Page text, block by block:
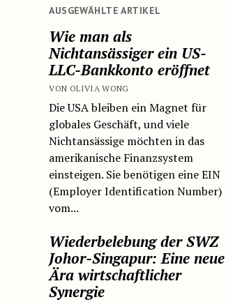
AUSGEWÄHLTE ARTIKEL
Wie man als
Nichtansässiger ein US-
LLC-Bankkonto eröffnet
VON OLIVIA WONG
Die USA bleiben ein Magnet für
globales Geschäft, und viele
Nichtansässige möchten in das
amerikanische Finanzsystem
einsteigen. Sie benötigen eine EIN
(Employer Identification Number)
vom...
Wiederbelebung der SWZ
Johor-Singapur: Eine neue
Ära wirtschaftlicher
Synergie